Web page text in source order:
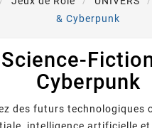
& Cyberpunk
Science-
Cyberpunk
des futurs technologiques
intelligence artificielle et